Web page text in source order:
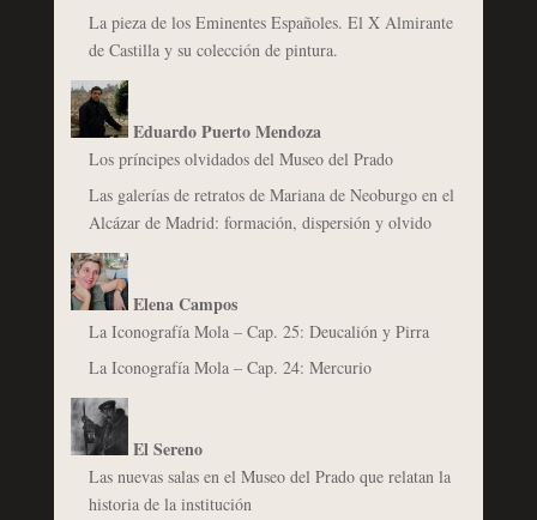
La pieza de los Eminentes Españoles. El X Almirante
de Castilla y su colección de pintura.
Eduardo Puerto Mendoza
Los príncipes olvidados del Museo del Prado
Las galerías de retratos de Mariana de Neoburgo en el
Alcázar de Madrid: formación, dispersión y olvido
Elena Campos
La Iconografía Mola – Cap. 25: Deucalión y Pirra
La Iconografía Mola – Cap. 24: Mercurio
El Sereno
Las nuevas salas en el Museo del Prado que relatan la
historia de la institución